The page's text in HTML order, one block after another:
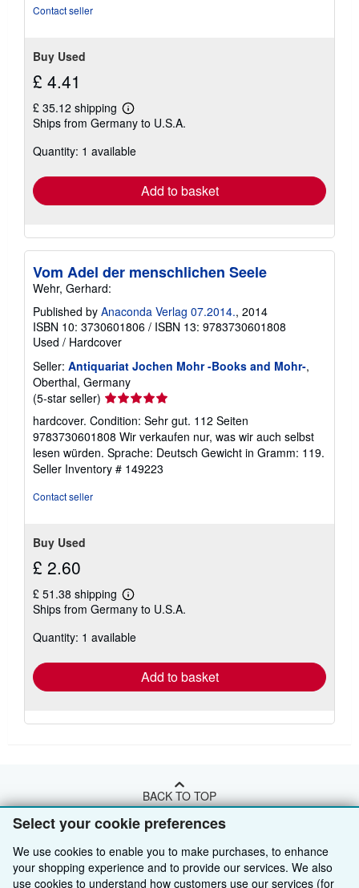
Select your cookie preferences
We use cookies to enable you to make purchases, to enhance
your shopping experience and to provide our services. We also
use cookies to understand how customers use our services (for
Contact seller
Buy Used
£ 4.41
£ 35.12 shipping
Learn
more
shipping
Ships from Germany to U.S.A.
Quantity: 1 available
Add to basket
Vom Adel der menschlichen Seele
Wehr, Gerhard:
Published by Anaconda Verlag 07.2014., 2014
ISBN 10: 3730601806 / ISBN 13: 9783730601808
Used / Hardcover
Seller: Antiquariat Jochen Mohr -Books and Mohr-,
Oberthal, Germany
(5-star seller) Seller
rating
5
out
of
5
hardcover. Condition: Sehr gut. 112 Seiten
9783730601808 Wir verkaufen nur, was wir auch selbst
lesen würden. Sprache: Deutsch Gewicht in Gramm: 119.
Seller Inventory # 149223
Contact seller
Buy Used
£ 2.60
£ 51.38 shipping
Learn
more
shipping
Ships from Germany to U.S.A.
Quantity: 1 available
Add to basket
BACK TO TOP
Advanced Search
Sell With Us